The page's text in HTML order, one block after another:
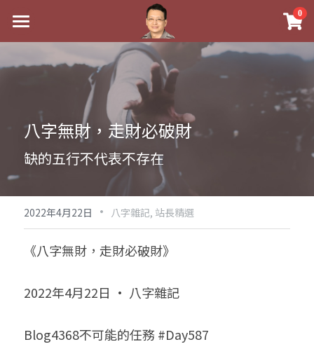
0
最新消息
實體經營
祖傳命理
課程介紹
後天派陽宅
黃金會員專區
八字雜記
站長精選
試閱專區
Podcast聽書
陽宅視頻
線上學苑
八字進階班
《十神高階實戰錄》完整典藏版
科學八字推理1
與我預約
八字無財，走財必破財
缺的五行不代表不存在
2022年4月22日 · 八字雜記, 站長精選
《八字無財，走財必破財》
2022年4月22日 · 八字雜記
Blog4368不可能的任務 #Day587
×
商品分類
八字線上完整班
科學八字推理PDF
《十神高階實戰錄》完整典藏版
八字線上批命
小兒命名